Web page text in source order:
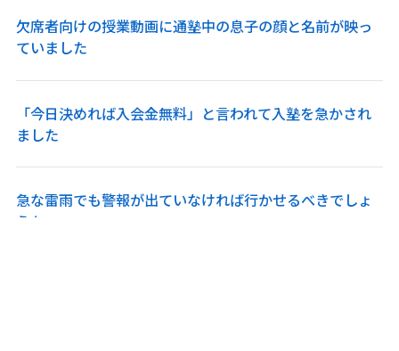
欠席者向けの授業動画に通塾中の息子の顔と名前が映っ
ていました
「今日決めれば入会金無料」と言われて入塾を急かされ
ました
急な雷雨でも警報が出ていなければ行かせるべきでしょ
うか